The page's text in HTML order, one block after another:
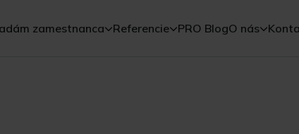
zamestnanca Referencie PRO BlogO nás